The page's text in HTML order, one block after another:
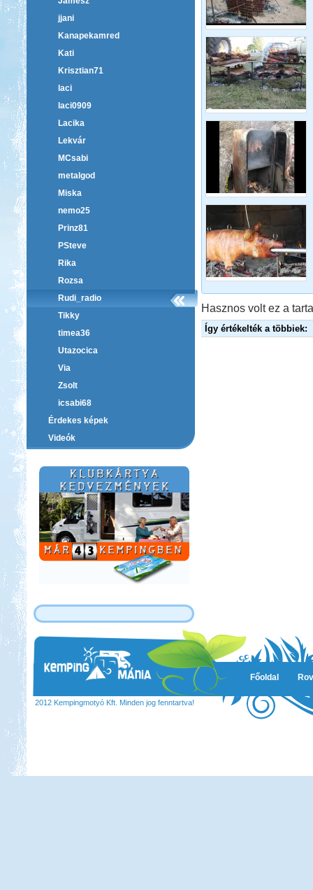
jjani
Kanapekamred
Kati
Krisztian71
laci
laci0909
Lacika
Lekvár
MCsabi
metalgod
Miska
nemo25
Prinz81
PSteve
Rika
Rozsa
Rudi_radio
Tikky
timea36
Utazocica
Via
Zsolt
icsabi68
Érdekes képek
Videók
Hasznos volt ez a
Így értékelték a többiek:
Főoldal
2012 Kempingmotyó Kft. Minden jog fenntartva!